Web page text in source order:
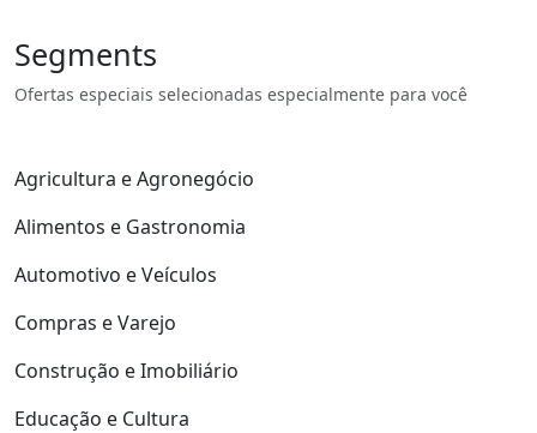
Segments
Ofertas especiais selecionadas especialmente para você
Agricultura e Agronegócio
Alimentos e Gastronomia
Automotivo e Veículos
Compras e Varejo
Construção e Imobiliário
Educação e Cultura